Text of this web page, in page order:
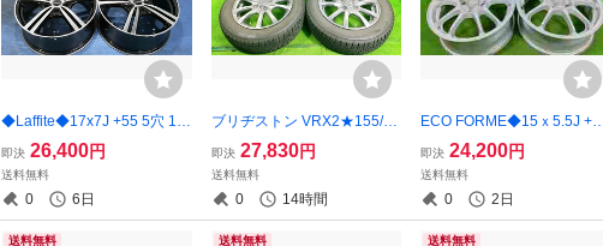
◆Laffite◆17x7J +55 5穴 11
4.3 中古 アルミホイール 4本
価格【福島発 送料無料】FU
K-G18915★17インチ テーパ
ー座
即決 26,400円
送料無料
0 6日
ブリヂストン VRX2★155/65
R14 75Q 14x4.5J +45 4穴 10
0タイヤホイールセット 4本
中古スタッドレス 【送料無
料】MYG-C17349★冬
即決 27,830円
送料無料
0 14時間
ECO FORME◆15ｘ5.5J +52
4穴 100◆中古 アルミホイー
ル 4本 【送料無料】MYG-C1
7140
即決 24,200円
送料無料
0 2日
送料無料 送料無料 送料無料